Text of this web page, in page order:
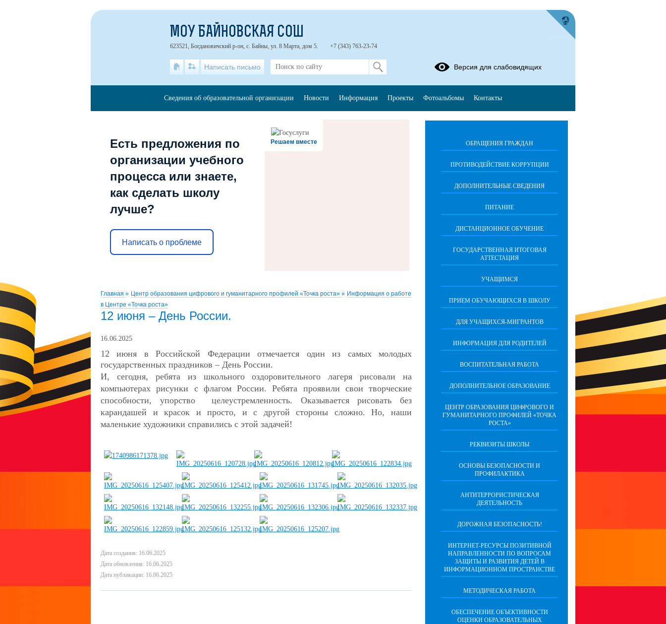
Решаем вместе
Есть предложения по
организации учебного
процесса или знаете,
как сделать школу
лучше?
Написать о проблеме
Главная » Центр образования цифрового и гуманитарного профилей «Точка роста» » Информация о работе
в Центре «Точка роста»
12 июня – День России.
16.06.2025
12 июня в Российской Федерации отмечается один из самых молодых
государственных праздников – День России.
И, сегодня, ребята из школьного оздоровительного лагеря рисовали на
компьютерах рисунки с флагом России. Ребята проявили свои творческие
способности, упорство целеустремленность. Оказывается рисовать без
карандашей и красок и просто, и с другой стороны сложно. Но, наши
маленькие художники справились с этой задачей!
Дата создания: 16.06.2025
Дата обновления: 16.06.2025
Дата публикации: 16.06.2025
ОБРАЩЕНИЯ ГРАЖДАН
ПРОТИВОДЕЙСТВИЕ КОРРУПЦИИ
ДОПОЛНИТЕЛЬНЫЕ СВЕДЕНИЯ
ПИТАНИЕ
ДИСТАНЦИОННОЕ ОБУЧЕНИЕ
ГОСУДАРСТВЕННАЯ ИТОГОВАЯ
АТТЕСТАЦИЯ
УЧАЩИМСЯ
ПРИЕМ ОБУЧАЮЩИХСЯ В ШКОЛУ
ДЛЯ УЧАЩИХСЯ-МИГРАНТОВ
ИНФОРМАЦИЯ ДЛЯ РОДИТЕЛЕЙ
ВОСПИТАТЕЛЬНАЯ РАБОТА
ДОПОЛНИТЕЛЬНОЕ ОБРАЗОВАНИЕ
ЦЕНТР ОБРАЗОВАНИЯ ЦИФРОВОГО И
ГУМАНИТАРНОГО ПРОФИЛЕЙ «ТОЧКА
РОСТА»
РЕКВИЗИТЫ ШКОЛЫ
ОСНОВЫ БЕЗОПАСНОСТИ И
ПРОФИЛАКТИКА
АНТИТЕРРОРИСТИЧЕСКАЯ
ДЕЯТЕЛЬНОСТЬ
ДОРОЖНАЯ БЕЗОПАСНОСТЬ!
ИНТЕРНЕТ-РЕСУРСЫ ПОЗИТИВНОЙ
НАПРАВЛЕННОСТИ ПО ВОПРОСАМ
ЗАЩИТЫ И РАЗВИТИЯ ДЕТЕЙ В
ИНФОРМАЦИОННОМ ПРОСТРАНСТВЕ
МЕТОДИЧЕСКАЯ РАБОТА
ОБЕСПЕЧЕНИЕ ОБЪЕКТИВНОСТИ
ОЦЕНКИ ОБРАЗОВАТЕЛЬНЫХ
МОУ БАЙНОВСКАЯ СОШ
623521, Богдановичский р-он, с. Байны, ул. 8 Марта, дом 5. +7 (343) 763-23-74
Написать письмо Версия для слабовидящих
Сведения об образовательной организации Новости Информация Проекты Фотоальбомы Контакты